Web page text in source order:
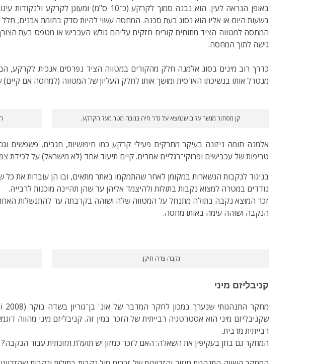
באופן הנראה לעין. הוא נבנה סמוך לקרקע
בשעות היום או אליו הוא נסוג בעת סכנה. המחסה עשוי להיות סדק בחומת אבנים,
המחסה למטווה הציד מתוחים קורים חזקים עליהם גולש העכביש או מטפס בעת
גישה לתוך המחסה.
כדרך רוב מינים בסוג אלמנה חלק מהקורים במטווה הציד נפרסים אנכית
מנטרל אותו בנשיכתו הארסית ומושך אותו לחלק העליון של המטווה (למחסה אם קיים)
קן מסתור מנשר עלים שנמצא על גדר חיה בגובה מטר מעל הקרקע.
אלמנה חומה ניזונה בעיקר מחרקים פעילי קרקע כמו חיפושיות, חגבים, פשפשים
טריפות של עכבישים ופרוקי־רגליים אחרים. קיים תיעוד אחד (לא מישראל) על לכידת
בניגוד לנקבות הנשארות במקומן לאחר שהתמקמו באתר מתאים, ובו הן עוברות את
נודדים במטרה למצוא נקבות בתולות ולהיצמד אליהן עד שהן תהיינה מוכנות לרבייה.
זכר המוצא נקבה בתולה מתנחל על המטווה שלה ושוהה בקרבתה עד להתנשלות
הנקבה ושוהה עימה באותו מחסה.
נקבה צדה תיקן.
קניבליזם מיני
שקניבליזם מיני הוא אסטרטגיה רבייתית של הזכר במין זה. קניבליזם מיני מהווה
רבייתית מרבית.
המחקר גם בחן בעקיפין את השאלה: האם לזכר כמזון יש תועלת תזונתית עבור